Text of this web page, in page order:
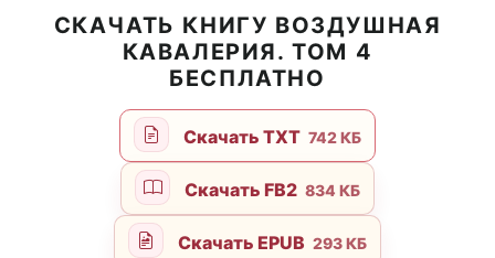
СКАЧАТЬ КНИГУ ВОЗДУШНАЯ
КАВАЛЕРИЯ. ТОМ 4
БЕСПЛАТНО
Скачать TXT 742 КБ
Скачать FB2 834 КБ
Скачать EPUB 293 КБ